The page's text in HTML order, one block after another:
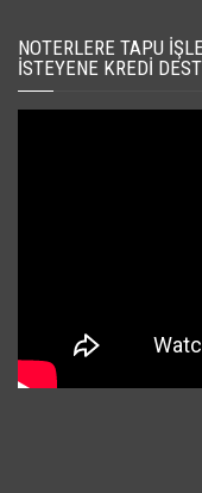
NOTERLERE TAPU
İSTEYENE KREDI